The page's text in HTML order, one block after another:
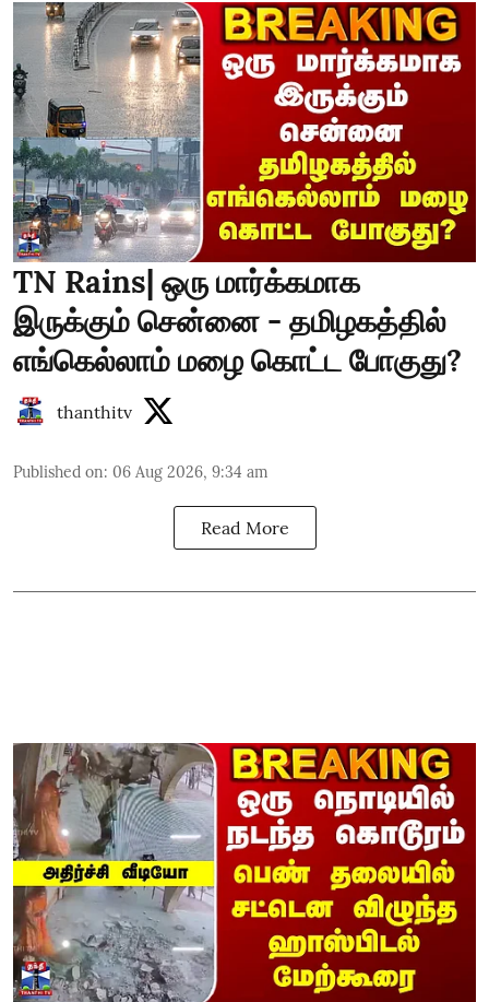
TN Rains| ஒரு மார்க்கமாக
இருக்கும் சென்னை - தமிழகத்தில்
எங்கெல்லாம் மழை கொட்ட போகுது?
thanthitv
Published on: 06 Aug 2026, 9:34 am
Read More